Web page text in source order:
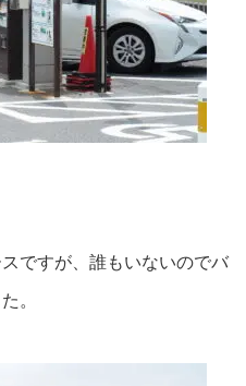
ですが、誰もいないのでバ
。